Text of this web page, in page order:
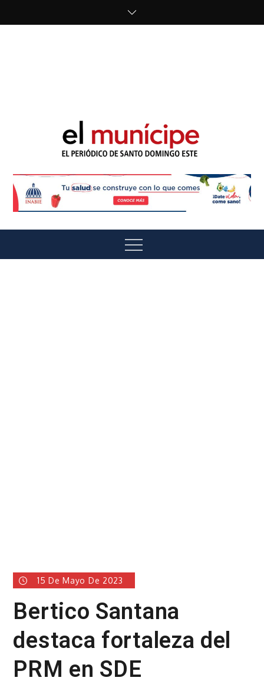
El Munícipe
Menu
15 De Mayo De 2023
Bertico Santana
destaca fortaleza del
PRM en SDE